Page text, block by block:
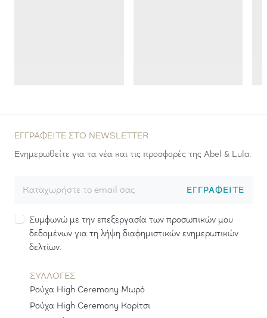
ΕΓΓΡΑΦΕΊΤΕ ΣΤΟ NEWSLETTER
Ενημερωθείτε για τα νέα και τις προσφορές της Abel & Lula.
ΕΓΓΡΑΦΕΊΤΕ
Συμφωνώ με την επεξεργασία των προσωπικών μου
δεδομένων για τη λήψη διαφημιστικών ενημερωτικών
δελτίων.
ΣΥΛΛΟΓΕΣ
Ρούχα High Ceremony Μωρό
Ρούχα High Ceremony Κορίτσι